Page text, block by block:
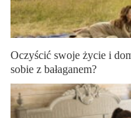
Oczyścić swoje życie i
sobie z bałaganem?